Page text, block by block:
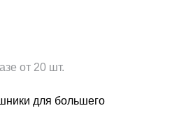
от 20 шт.
для большего